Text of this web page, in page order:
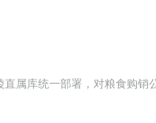
属库统一部署，对粮食购销